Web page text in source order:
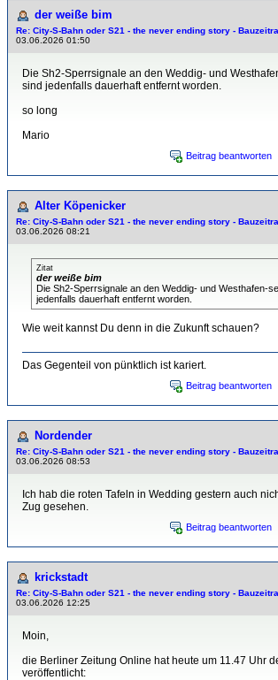
der weiße bim
Re: City-S-Bahn oder S21 - the never ending story -
03.06.2026 01:50
Die Sh2-Sperrsignale an den Weddig- und
sind jedenfalls dauerhaft entfernt worden.
so long
Mario
Beitrag beantworten
Alter Köpenicker
Re: City-S-Bahn oder S21 - the never ending story -
03.06.2026 08:21
Zitat
der weiße bim
Die Sh2-Sperrsignale an den Weddig- und Westhafen-
jedenfalls dauerhaft entfernt worden.
Wie weit kannst Du denn in die Zukunft schauen?
Das Gegenteil von pünktlich ist kariert.
Beitrag beantworten
Nordender
Re: City-S-Bahn oder S21 - the never ending story -
03.06.2026 08:53
Ich hab die roten Tafeln in Wedding gestern auch
Zug gesehen.
Beitrag beantworten
krickstadt
Re: City-S-Bahn oder S21 - the never ending story -
03.06.2026 12:25
Moin,
die Berliner Zeitung Online hat heute um 11.47 Uhr
veröffentlicht: